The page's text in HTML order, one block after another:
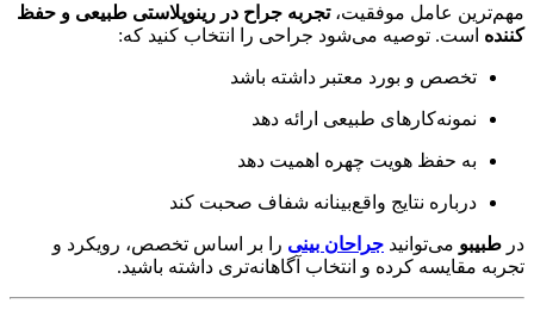
مهم‌ترین عامل موفقیت،تجربه جراح در رینوپلاستی طبیعی و حفظ‌
کننده است. توصیه می‌شود جراحی را انتخاب کنید که:
تخصص و بورد معتبر داشته باشد
نمونه‌کارهای طبیعی ارائه دهد
به حفظ هویت چهره اهمیت دهد
درباره نتایج واقع‌بینانه شفاف صحبت کند
در طبیبو می‌توانید جراحان بینی را بر اساس تخصص، رویکرد و
تجربه مقایسه کرده و انتخاب آگاهانه‌تری داشته باشید.